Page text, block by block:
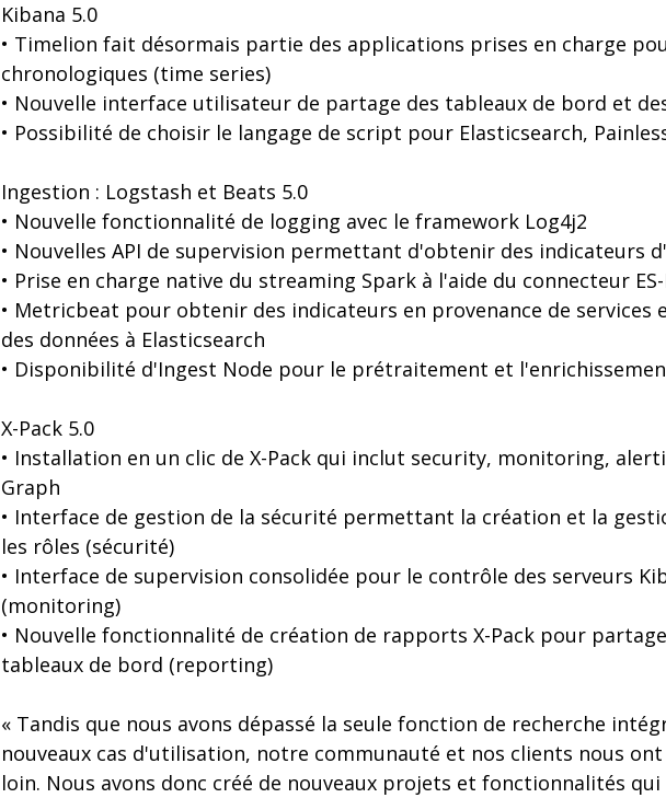
Kibana 5.0
• Timelion fait désormais partie des applications prises en charge
chronologiques (time series)
• Nouvelle interface utilisateur de partage des tableaux de bord et
• Possibilité de choisir le langage de script pour Elasticsearch,
Ingestion : Logstash et Beats 5.0
• Nouvelle fonctionnalité de logging avec le framework Log4j2
• Nouvelles API de supervision permettant d'obtenir des indicateurs
• Prise en charge native du streaming Spark à l'aide du connecteur
• Metricbeat pour obtenir des indicateurs en provenance de services
des données à Elasticsearch
• Disponibilité d'Ingest Node pour le prétraitement et
X-Pack 5.0
• Installation en un clic de X-Pack qui inclut security, monitoring,
Graph
• Interface de gestion de la sécurité permettant la création et la
les rôles (sécurité)
• Interface de supervision consolidée pour le contrôle des serveurs
(monitoring)
• Nouvelle fonctionnalité de création de rapports X-Pack pour
tableaux de bord (reporting)
« Tandis que nous avons dépassé la seule fonction de recherche
nouveaux cas d'utilisation, notre communauté et nos clients nous
loin. Nous avons donc créé de nouveaux projets et fonctionnalités